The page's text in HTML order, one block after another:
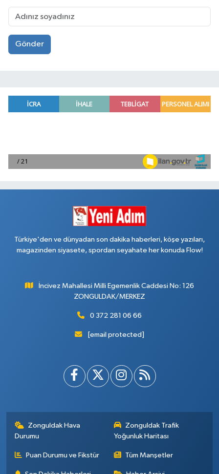
Gönder
Türkiye'den ve dünyadan son dakika haberleri, köşe yazıları,
magazinden siyasete, spordan seyahate her konuda Flow!
İncivez Mahallesi Milli Egemenlik Caddesi No: 126
ZONGULDAK/MERKEZ
0 372 281 06 66
[email protected]
Zonguldak Hava
Durumu
Zonguldak Trafik
Yoğunluk Haritası
Puan Durumu ve Fikstür Tüm Manşetler